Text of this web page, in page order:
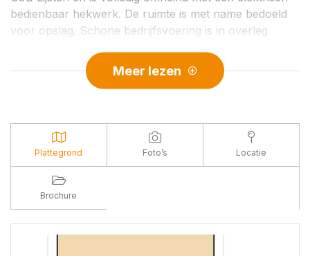
bedienbaar hekwerk. De ruimte is met name bedoeld
voor opslag. Schone bedrijfsvoering is in overleg
Begane grond: Bedrijfsruimte met grote roldeur aan de
Een klein deel is gelegen op de inbouwkantoorruimte
en circa 3 meter hoog. Het grootste gedeelte van de
bedrijfsruimte is ruim 6 meter hoog. De bedrijfsruimte
kent een goede daglichttoetreding. In de bedrijfsruimte
bevinden zich goede elektriciteitsaansluitingen, ruim
voldoende ramen, verwarming, 2 toiletten en een
pantry.
Meer lezen
Plattegrond Foto’s Locatie
Brochure